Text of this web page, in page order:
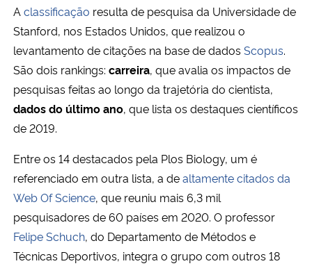
Advocacia-Geral da União
Planalto
A classificação resulta de pesquisa da Universidade de
Stanford, nos Estados Unidos, que realizou o
levantamento de citações na base de dadosScopus.
São dois rankings: carreira, queavalia os impactos de
pesquisas feitas ao longo da trajetória do cientista,
dados do último ano, que lista os destaques científicos
de 2019.
Entre os 14 destacados pela Plos Biology, um é
referenciado em outra lista, a dealtamente citados da
Web Of Science, que reuniu mais 6,3 mil
pesquisadores de 60 países em 2020. O professor
Felipe Schuch, do Departamento de Métodos e
Técnicas Deportivos, integra o grupo com outros 18